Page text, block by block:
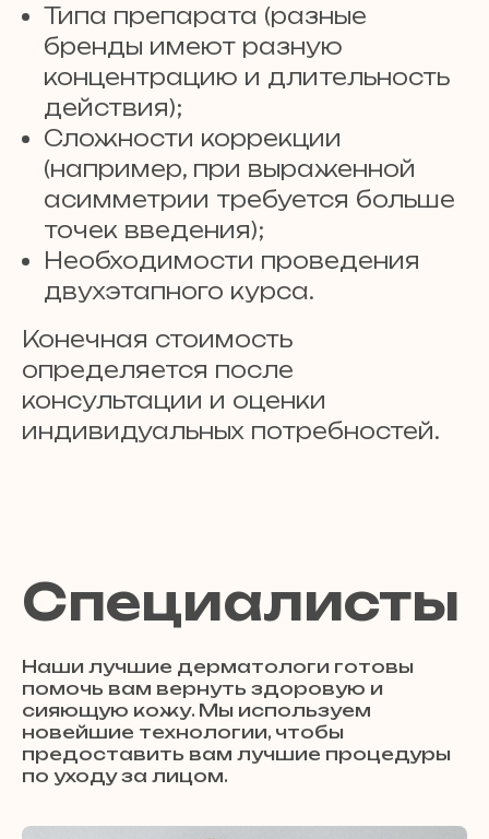
Типа препарата (разные
бренды имеют разную
концентрацию и длительность
действия);
Сложности коррекции
(например, при выраженной
асимметрии требуется больше
точек введения);
Необходимости проведения
двухэтапного курса.
Конечная стоимость
определяется после
консультации и оценки
индивидуальных потребностей.
Специалисты
Наши лучшие дерматологи готовы
помочь вам вернуть здоровую и
сияющую кожу. Мы используем
новейшие технологии, чтобы
предоставить вам лучшие процедуры
по уходу за лицом.